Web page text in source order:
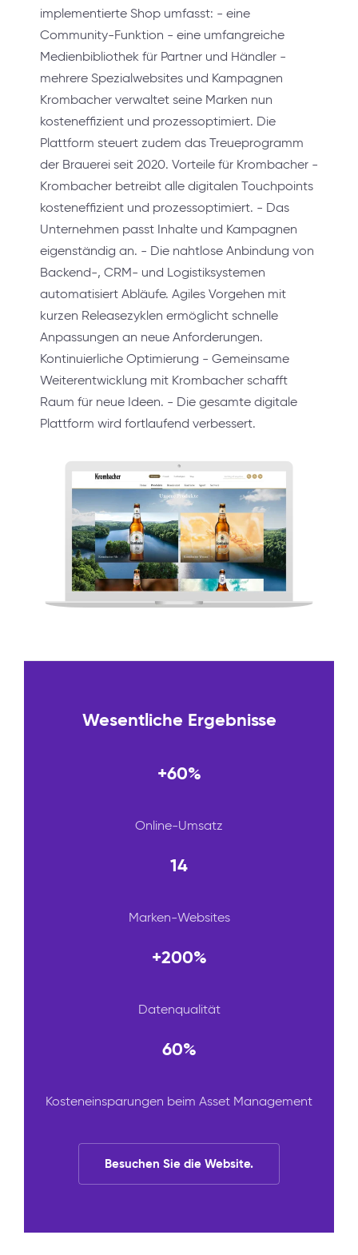
implementierte Shop umfasst: - eine
Community-Funktion - eine umfangreiche
Medienbibliothek für Partner und Händler -
mehrere Spezialwebsites und Kampagnen
Krombacher verwaltet seine Marken nun
kosteneffizient und prozessoptimiert. Die
Plattform steuert zudem das Treueprogramm
der Brauerei seit 2020. Vorteile für Krombacher -
Krombacher betreibt alle digitalen Touchpoints
kosteneffizient und prozessoptimiert. - Das
Unternehmen passt Inhalte und Kampagnen
eigenständig an. - Die nahtlose Anbindung von
Backend-, CRM- und Logistiksystemen
automatisiert Abläufe. Agiles Vorgehen mit
kurzen Releasezyklen ermöglicht schnelle
Anpassungen an neue Anforderungen.
Kontinuierliche Optimierung - Gemeinsame
Weiterentwicklung mit Krombacher schafft
Raum für neue Ideen. - Die gesamte digitale
Plattform wird fortlaufend verbessert.
Wesentliche Ergebnisse
+60%
Online-Umsatz
14
Marken-Websites
+200%
Datenqualität
60%
Kosteneinsparungen beim Asset Management
Besuchen Sie die Website.